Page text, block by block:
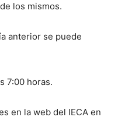
los mismos.
anterior se puede
7:00 horas.
en la web del IECA en